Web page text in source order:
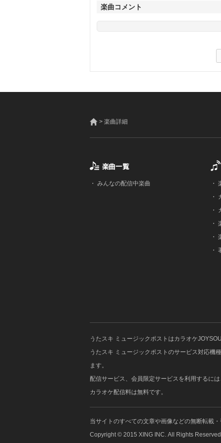
楽曲コメント
> 楽曲詳細
・ みんなの配信中楽曲 ・
・
・
・
・
・
うたスキ ミュージックポストはカラオケ
うたスキ ミュージックポストのサービス対応機
ます。
配信サービス、会員限定サービスを利用するに
カラオケ配信料は無料です。
当サイトのすべての文章や画像などの無断転載
Copyright © 2015 XING INC. All Rights